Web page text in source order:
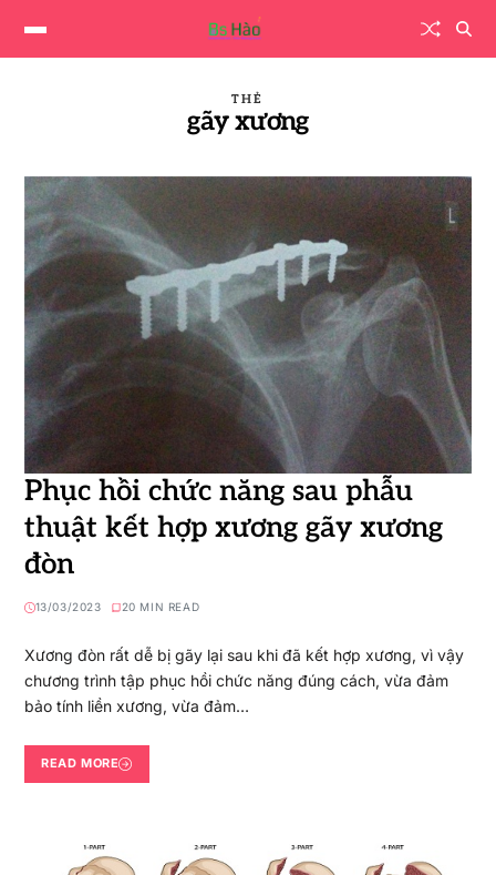
THẺ
gãy xương
Phục hồi chức năng sau phẫu
thuật kết hợp xương gãy xương
đòn
13/03/2023 20 MIN READ
Xương đòn rất dễ bị gãy lại sau khi đã kết hợp xương, vì vậy
chương trình tập phục hồi chức năng đúng cách, vừa đảm
bảo tính liền xương, vừa đảm…
READ MORE